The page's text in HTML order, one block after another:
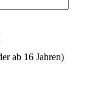
ab 16 Jahren)